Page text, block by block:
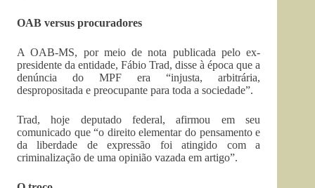
OAB versus procuradores
A OAB-MS, por meio de nota publicada pelo ex-
presidente da entidade, Fábio Trad, disse à época que a
denúncia do MPF era “injusta, arbitrária,
despropositada e preocupante para toda a sociedade”.
Trad, hoje deputado federal, afirmou em seu
comunicado que “o direito elementar do pensamento e
da liberdade de expressão foi atingido com a
criminalização de uma opinião vazada em artigo”.